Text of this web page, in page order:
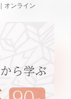
オンライン